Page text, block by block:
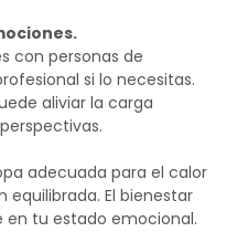
con personas de
si lo necesitas.
aliviar la carga
adecuada para el calor
El bienestar
tu estado emocional.